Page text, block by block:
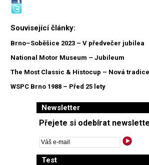
Související články:
Brno–Soběšice 2023 – V předvečer jubilea
National Motor Museum – Jubileum
The Most Classic & Histocup – Nová
WSPC Brno 1988 – Před 25 lety
Newsletter
Přejete si odebírat
Test